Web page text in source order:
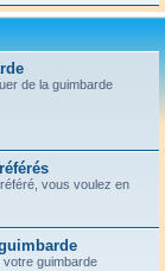
de la guimbarde
vous voulez en
guimbarde